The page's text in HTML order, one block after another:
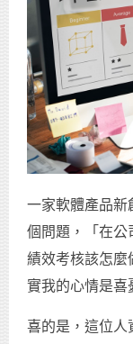
一家軟體產品新
個問題，「在公
績效考核該怎麼
實我的心情是喜
喜的是，這位人